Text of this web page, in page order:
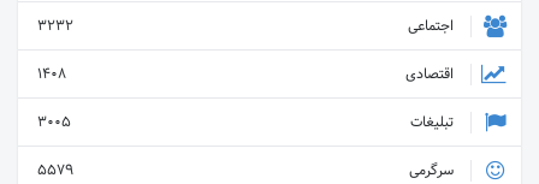
اجتماعی
3232
اقتصادی
1408
تبلیغات
3005
سرگرمی
5579